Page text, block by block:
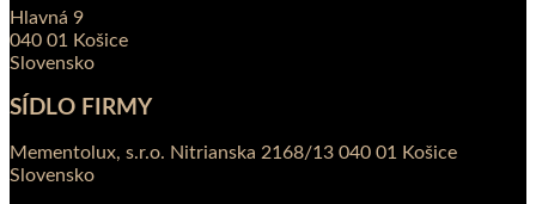
Hlavná 9
040 01 Košice
Slovensko
SÍDLO FIRMY
Mementolux, s.r.o. Nitrianska 2168/13 040 01 Košice
Slovensko